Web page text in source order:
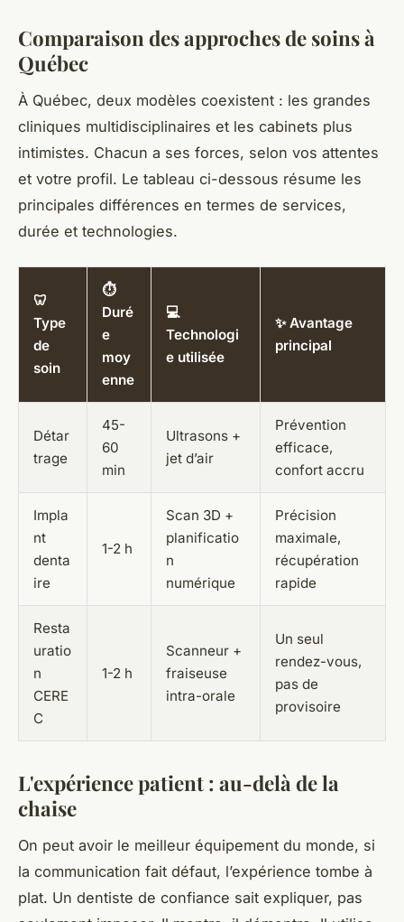
Comparaison des approches de soins à
Québec
À Québec, deux modèles coexistent : les grandes
cliniques multidisciplinaires et les cabinets plus
intimistes. Chacun a ses forces, selon vos attentes
et votre profil. Le tableau ci-dessous résume les
principales différences en termes de services,
durée et technologies.
🦷
Type
de
soin
⏱️
Duré
e
moy
enne
💻
Technologi
e utilisée
✨ Avantage
principal
Détar
trage
45-
60
min
Ultrasons +
jet d’air
Prévention
efficace,
confort accru
Impla
nt
denta
ire
1-2 h
Scan 3D +
planificatio
n
numérique
Précision
maximale,
récupération
rapide
Resta
uratio
n
CERE
C
1-2 h
Scanneur +
fraiseuse
intra-orale
Un seul
rendez-vous,
pas de
provisoire
L'expérience patient : au-delà de la
chaise
On peut avoir le meilleur équipement du monde, si
la communication fait défaut, l’expérience tombe à
plat. Un dentiste de confiance sait expliquer, pas